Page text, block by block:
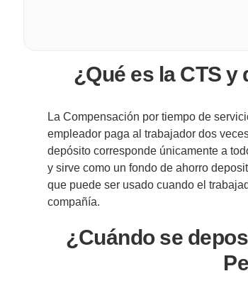
¿Qué es la CTS
La Compensación por tiempo de
empleador paga al trabajador dos
depósito corresponde únicamente a
y sirve como un fondo de ahorro
que puede ser usado cuando el
compañía.
¿Cuándo se